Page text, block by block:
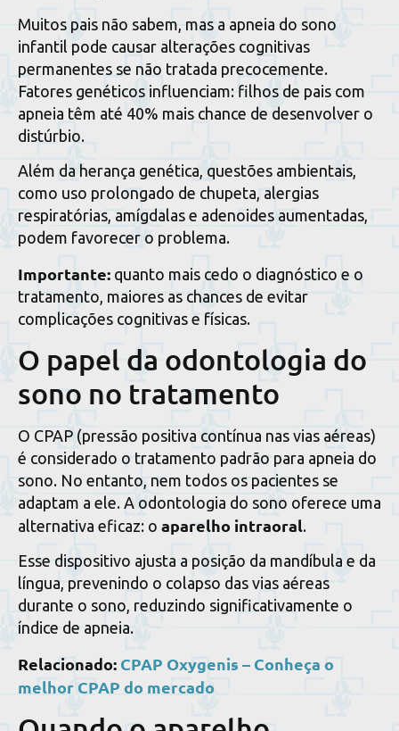
Muitos pais não sabem, mas a apneia do sono
infantil pode causar alterações cognitivas
permanentes se não tratada precocemente.
Fatores genéticos influenciam: filhos de pais com
apneia têm até 40% mais chance de desenvolver o
distúrbio.
Além da herança genética, questões ambientais,
como uso prolongado de chupeta, alergias
respiratórias, amígdalas e adenoides aumentadas,
podem favorecer o problema.
Importante: quanto mais cedo o diagnóstico e o
tratamento, maiores as chances de evitar
complicações cognitivas e físicas.
O papel da odontologia do
sono no tratamento
O CPAP (pressão positiva contínua nas vias aéreas)
é considerado o tratamento padrão para apneia do
sono. No entanto, nem todos os pacientes se
adaptam a ele. A odontologia do sono oferece uma
alternativa eficaz: o aparelho intraoral.
Esse dispositivo ajusta a posição da mandíbula e da
língua, prevenindo o colapso das vias aéreas
durante o sono, reduzindo significativamente o
índice de apneia.
Relacionado: CPAP Oxygenis – Conheça o
melhor CPAP do mercado